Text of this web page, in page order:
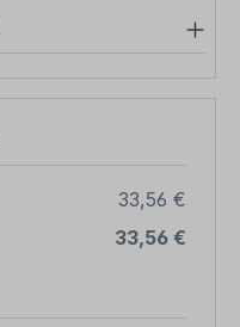
33,56 €
33,56 €